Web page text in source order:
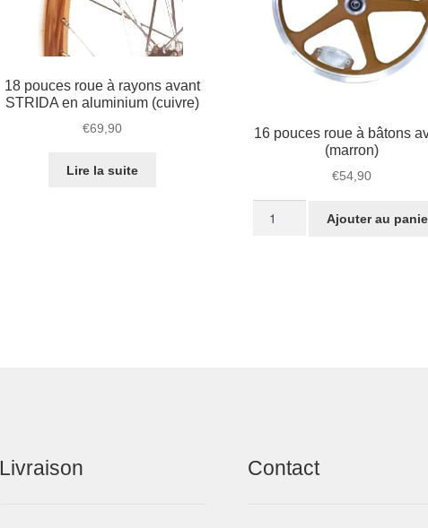
18 pouces roue à rayons avant
STRIDA en aluminium (cuivre)
€69,90
Lire la suite
16 pouces roue à bâtons
(marron)
€54,90
Ajouter au
Livraison Contact